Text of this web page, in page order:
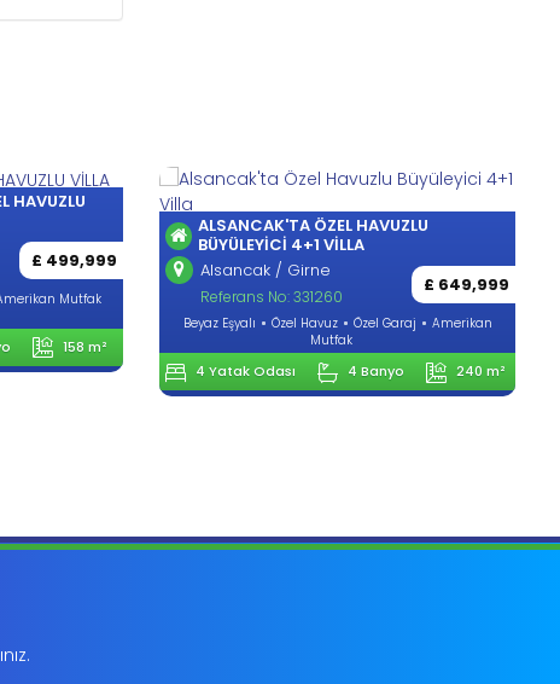
HAVUZLU
£ 499,999
Mutfak
158 m²
ALSANCAK'TA ÖZEL HAVUZLU
BÜYÜLEYICI 4+1 VILLA
Alsancak / Girne
£ 649,999
Referans No: 331260
Beyaz Eşyalı Özel Havuz Özel Garaj
Amerikan
Mutfak
4 Yatak Odası 4 Banyo 240 m²